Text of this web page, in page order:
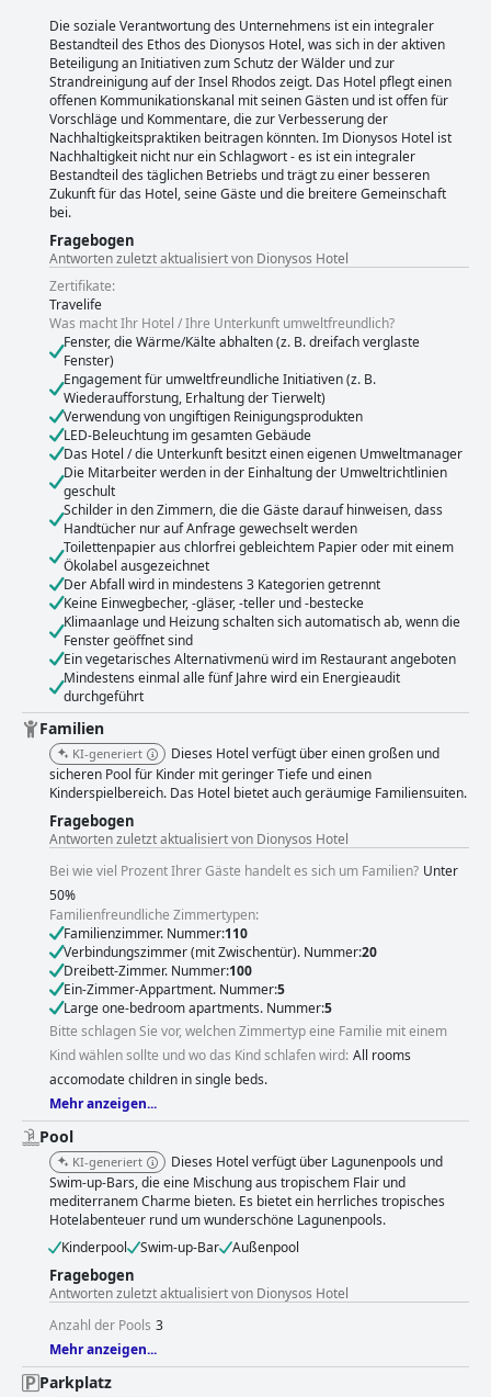
Die soziale Verantwortung des Unternehmens ist ein integraler
Bestandteil des Ethos des Dionysos Hotel, was sich in der aktiven
Beteiligung an Initiativen zum Schutz der Wälder und zur
Strandreinigung auf der Insel Rhodos zeigt. Das Hotel pflegt einen
offenen Kommunikationskanal mit seinen Gästen und ist offen für
Vorschläge und Kommentare, die zur Verbesserung der
Nachhaltigkeitspraktiken beitragen könnten. Im Dionysos Hotel ist
Nachhaltigkeit nicht nur ein Schlagwort - es ist ein integraler
Bestandteil des täglichen Betriebs und trägt zu einer besseren
Zukunft für das Hotel, seine Gäste und die breitere Gemeinschaft
bei.
Fragebogen
Antworten zuletzt aktualisiert von Dionysos Hotel
Zertifikate:
Travelife
Was macht Ihr Hotel / Ihre Unterkunft umweltfreundlich?
Fenster, die Wärme/Kälte abhalten (z. B. dreifach verglaste
Fenster)
Engagement für umweltfreundliche Initiativen (z. B.
Wiederaufforstung, Erhaltung der Tierwelt)
Verwendung von ungiftigen Reinigungsprodukten
LED-Beleuchtung im gesamten Gebäude
Das Hotel / die Unterkunft besitzt einen eigenen Umweltmanager
Die Mitarbeiter werden in der Einhaltung der Umweltrichtlinien
geschult
Schilder in den Zimmern, die die Gäste darauf hinweisen, dass
Handtücher nur auf Anfrage gewechselt werden
Toilettenpapier aus chlorfrei gebleichtem Papier oder mit einem
Ökolabel ausgezeichnet
Der Abfall wird in mindestens 3 Kategorien getrennt
Keine Einwegbecher, -gläser, -teller und -bestecke
Klimaanlage und Heizung schalten sich automatisch ab, wenn die
Fenster geöffnet sind
Ein vegetarisches Alternativmenü wird im Restaurant angeboten
Mindestens einmal alle fünf Jahre wird ein Energieaudit
durchgeführt
Familien
KI-generiert
Dieses Hotel verfügt über einen großen und
sicheren Pool für Kinder mit geringer Tiefe und einen
Kinderspielbereich. Das Hotel bietet auch geräumige Familiensuiten.
Fragebogen
Antworten zuletzt aktualisiert von Dionysos Hotel
Bei wie viel Prozent Ihrer Gäste handelt es sich um Familien? Unter
50%
Familienfreundliche Zimmertypen:
Familienzimmer. Nummer:110
Verbindungszimmer (mit Zwischentür). Nummer:20
Dreibett-Zimmer. Nummer:100
Ein-Zimmer-Appartment. Nummer:5
Large one-bedroom apartments. Nummer:5
Bitte schlagen Sie vor, welchen Zimmertyp eine Familie mit einem
Kind wählen sollte und wo das Kind schlafen wird: All rooms
accomodate children in single beds.
Mehr anzeigen...
Pool
KI-generiert
Dieses Hotel verfügt über Lagunenpools und
Swim-up-Bars, die eine Mischung aus tropischem Flair und
mediterranem Charme bieten. Es bietet ein herrliches tropisches
Hotelabenteuer rund um wunderschöne Lagunenpools.
Kinderpool
Swim-up-Bar Außenpool
Fragebogen
Antworten zuletzt aktualisiert von Dionysos Hotel
Anzahl der Pools 3
Mehr anzeigen...
Parkplatz